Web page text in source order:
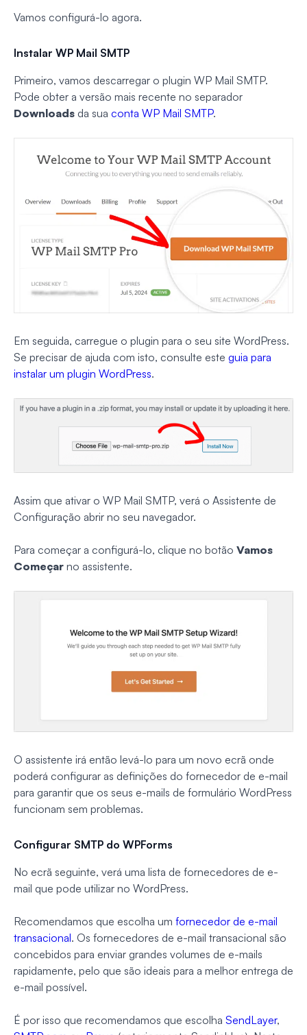
Vamos configurá-lo agora.
Instalar WP Mail SMTP
Primeiro, vamos descarregar o plugin WP Mail SMTP.
Pode obter a versão mais recente no separador
Downloads da sua conta WP Mail SMTP.
Em seguida, carregue o plugin para o seu site WordPress.
Se precisar de ajuda com isto, consulte este guia para
instalar um plugin WordPress.
Assim que ativar o WP Mail SMTP, verá o Assistente de
Configuração abrir no seu navegador.
Para começar a configurá-lo, clique no botão Vamos
Começar no assistente.
O assistente irá então levá-lo para um novo ecrã onde
poderá configurar as definições do fornecedor de e-mail
para garantir que os seus e-mails de formulário WordPress
funcionam sem problemas.
Configurar SMTP do WPForms
No ecrã seguinte, verá uma lista de fornecedores de e-
mail que pode utilizar no WordPress.
Recomendamos que escolha um fornecedor de e-mail
transacional. Os fornecedores de e-mail transacional são
concebidos para enviar grandes volumes de e-mails
rapidamente, pelo que são ideais para a melhor entrega de
e-mail possível.
É por isso que recomendamos que escolha SendLayer,